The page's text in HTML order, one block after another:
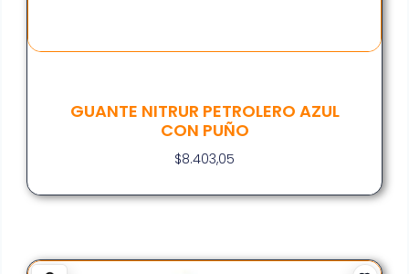
GUANTE NITRUR PETROLERO AZUL
CON PUÑO
$8.403,05